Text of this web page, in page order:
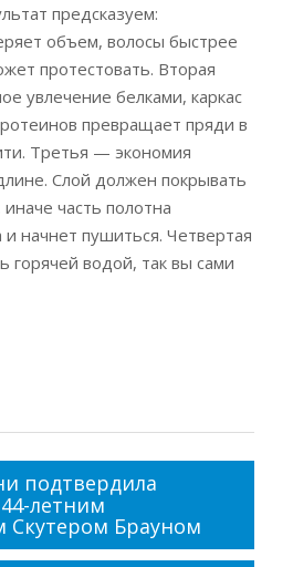
предсказуем:
объем, волосы быстрее
протестовать. Вторая
увлечение белками, каркас
превращает пряди в
Третья — экономия
Слой должен покрывать
часть полотна
и начнет пушиться. Четвертая
горячей водой, так вы сами
подтвердила
летним
Скутером Брауном